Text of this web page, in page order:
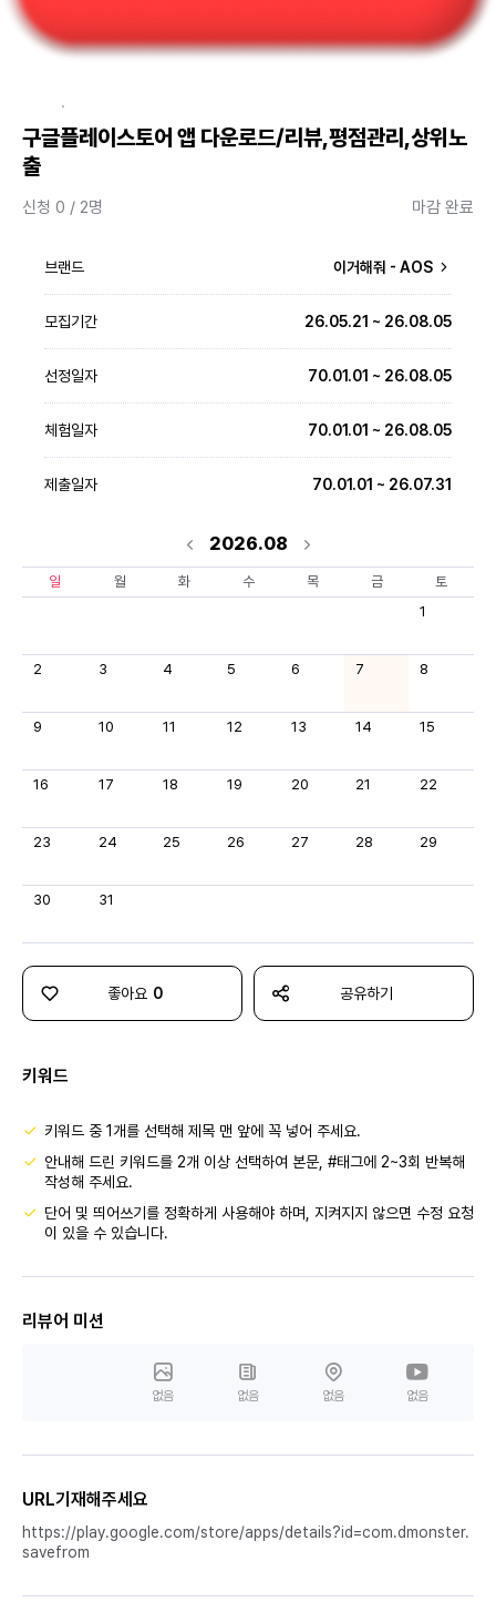
·
구글플레이스토어 앱 다운로드/리뷰,평점관리,상위노
출
신청 0 / 2명 마감 완료
브랜드 이거해줘 - AOS
모집기간 26.05.21 ~ 26.08.05
선정일자 70.01.01 ~ 26.08.05
체험일자 70.01.01 ~ 26.08.05
제출일자 70.01.01 ~ 26.07.31
2026.08
일 월 화 수 목 금
토
1
2 3 4 5 6 7 8
9 10 11 12 13 14 15
16 17 18 19 20 21 22
23 24 25 26 27 28 29
30 31
좋아요 0 공유하기
키워드
키워드 중 1개를 선택해 제목 맨 앞에 꼭 넣어 주세요.
안내해 드린 키워드를 2개 이상 선택하여 본문, #태그에 2~3회 반복해
작성해 주세요.
단어 및 띄어쓰기를 정확하게 사용해야 하며, 지켜지지 않으면 수정 요청
이 있을 수 있습니다.
리뷰어 미션
없음 없음 없음 없음
URL기재해주세요
https://play.google.com/store/apps/details?id=com.dmonster.
savefrom